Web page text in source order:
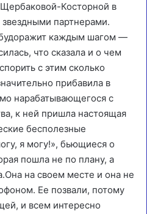
Косторной в
партнерами.
каждым шагом —
что сказала и о чем
с этим сколько
прибавила в
нарабатывающегося с
к ней пришла настоящая
бесполезные
я могу!», бьющиеся о
пошла не по плану, а
Она на своем месте и она не
Ее позвали, потому
и всем интересно